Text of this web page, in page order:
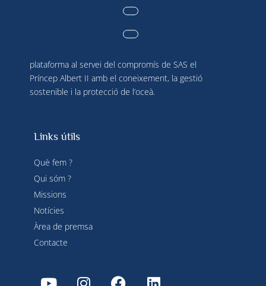
plataforma al servei del compromís de SAS el
Príncep Albert II amb el coneixement, la gestió
sostenible i la protecció de l’oceà.
Links útils
Què fem ?
Qui sóm ?
Missions
Notícies
Àrea de premsa
Contacte